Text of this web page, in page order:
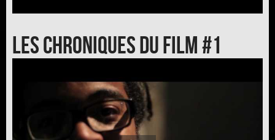
Les chroniques du film #1